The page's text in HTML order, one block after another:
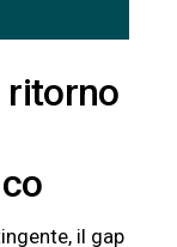
ritorno
il gap